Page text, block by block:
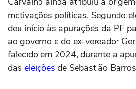
motivações políticas. Segundo
deu início às apurações da PF
ao governo e do ex-vereador
falecido em 2024, durante a
das eleições de Sebastião